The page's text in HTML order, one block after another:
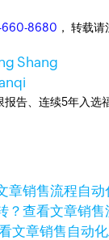
8680 ， 转载
Shang
告、连续5年入
章销售流程自
查看文章销售
文章销售自动